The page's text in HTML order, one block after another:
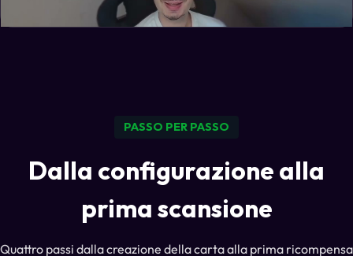
PASSO PER PASSO
Dalla configurazione alla
prima scansione
Quattro passi dalla creazione della carta alla prima ricompensa